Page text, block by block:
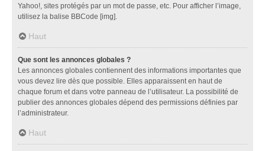
Yahoo!, sites protégés par un mot de passe, etc. Pour afficher l’image,
utilisez la balise BBCode [img].
Haut
Que sont les annonces globales ?
Les annonces globales contiennent des informations importantes que
vous devez lire dès que possible. Elles apparaissent en haut de
chaque forum et dans votre panneau de l’utilisateur. La possibilité de
publier des annonces globales dépend des permissions définies par
l’administrateur.
Haut